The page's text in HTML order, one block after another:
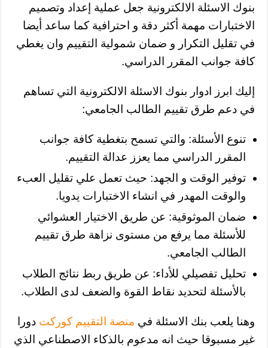
بنوك الاسئلة الالكترونية جعل عملية إعداد وتصميم
الاختبارات مهمة أكثر دقة و احترافية كما ساعد أيضا
في تقليل التكرار و ضمان شمولية التقييم وان يغطي
كافة جوانب المقرر الدراسي.
إليك ابرز ادوار بنوك الاسئلة الالكترونية التي تساهم
في دعم طرق تقييم الطالب الجامعي:
تنوع الأسئلة: والتي تسمح بتغطية كافة جوانب
المقرر الدراسي مما يعزز عدالة التقييم.
توفير الوقت و الجهد: حيث تعمل علي تقليل العبء
والوقت المهدر في انشاء الاختبارات يدويا.
ضمان الموثوقية: عن طريق الاختيار العشوائي
للأسئلة مما يرفع من مستوى نزاهة طرق تقييم
الطالب الجامعي.
تحليل تفصيلي للأداء: عن طريق ربط نتائج الطلاب
بالأسئلة لتحديد نقاط القوة والضعف لدى الطلاب.
وهنا يلعب بنك الاسئلة في منصة التقييم كوركت دورا
غير مسبوقا حيث انه مدعوم بالذكاء الاصطناعي الذي